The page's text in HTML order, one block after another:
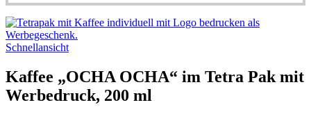
Schnellansicht
Kaffee „OCHA OCHA“ im Tetra Pak mit
Werbedruck, 200 ml